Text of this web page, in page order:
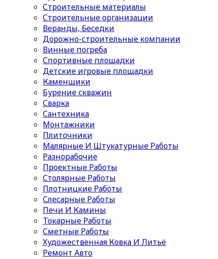
Строительные материалы
Cтроительные организации
Веранды, Беседки
Дорожно-строительные компании
Винные погреба
Спортивные площадки
Детские игровые площадки
Каменщики
Бурение скважин
Сварка
Сантехника
Монтажники
Плиточники
Малярные И Штукатурные Работы
Разнорабочие
Проектные Работы
Столярные Работы
Плотницкие Работы
Слесарные Работы
Печи И Камины
Токарные Работы
Сметные Работы
Художественная Ковка И Литьё
Ремонт Авто